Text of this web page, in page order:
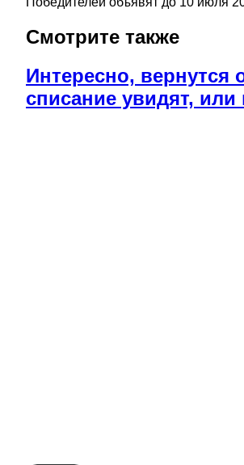
Смотрите также
Интересно, вернутся
списание увидят, или